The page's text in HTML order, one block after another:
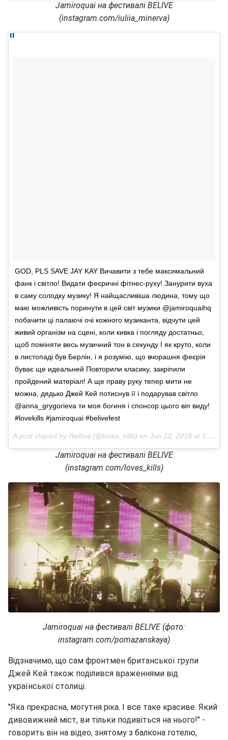
Jamiroquai на фестивалі BELIVE
(instagram.com/iuliia_minerva)
GOD, PLS SAVE JAY KAY Вичавити з тебе максимальний
фанк і світло! Видати феєричні фітнес-руху! Занурити вуха
в саму солодку музику! Я найщасливіша людина, тому що
маю можливість поринути в цей світ музики @jamiroquaihq
побачити ці палаючі очі кожного музиканта, відчути цей
живий організм на сцені, коли кивка і погляду достатньо,
щоб поміняти весь музичний тон в секунду І як круто, коли
в листопаді був Берлін, і я розумію, що вчорашня феєрія
буває ще идеальней Повторили класику, закріпили
пройдений матеріал! А ще праву руку тепер мити не
можна, дядько Джей Кей потиснув її і подарував світло
@anna_grygorieva ти моя богиня і спонсор цього віп виду!
#lovekills #jamiroquai #belivefest
A post shared by Любов (@loves_kills) on Jun 22, 2018 at 1:21am PDT
Jamiroquai на фестивалі BELIVE
(instagram.com/loves_kills)
Jamiroquai на фестивалі BELIVE (фото:
instagram.com/pomazanskaya)
Відзначимо, що сам фронтмен британської групи
Джей Кей також поділився враженнями від
української столиці.
"Яка прекрасна, могутня ріка. І все таке красиве. Який
дивовижний міст, ви тільки подивіться на нього!" -
говорить він на відео, знятому з балкона готелю,